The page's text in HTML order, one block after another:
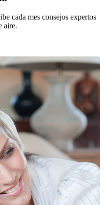
cada mes consejos expertos
aire.